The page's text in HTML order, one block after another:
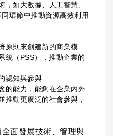
，如大數據、人工智慧、
環節中推動資源高效利用
原則來創建新的商業模
統（PSS），推動企業的
認知與參與
的能力，能夠在企業內外
推動更廣泛的社會參與，
面發展技術、管理與